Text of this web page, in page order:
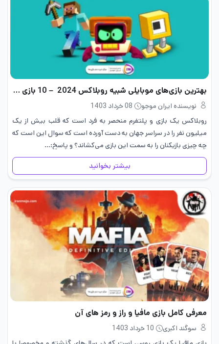
بهترین بازی‌های موبایلی شبیه روبلاکس 2024 – 10 بازی جذاب
نویسنده ایران موجو
08 خرداد 1403
روبلاکس یک بازی و پلتفرم منحصر به فرد است که قلب بیش از یک
میلیون نفر را در سراسر جهان به دست آورده است که سوال این است که
چه چیزی بازیکنان را به سمت این بازی می‌کشاند؟ و پاسخ:…
بیشتر بخوانید
معرفی کامل بازی مافیا و راز و رمز های آن
سوگند اکبری
10 خرداد 1403